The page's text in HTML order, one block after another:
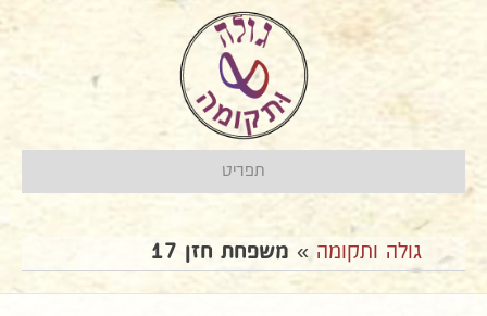
תפריט
גולה ותקומה » משפחת חזן 17